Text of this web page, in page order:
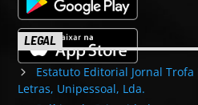
LEGAL
Estatuto Editorial Jornal
Letras, Unipessoal, Lda.